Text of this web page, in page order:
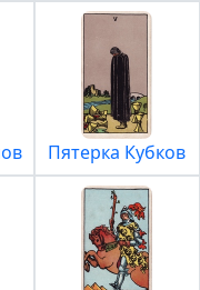
Пятерка Кубков